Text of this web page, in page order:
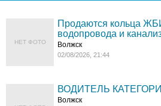
НЕТ ФОТО
Продаются кольца
водопровода и
Волжск
02/08/2026, 21:44
ВОДИТЕЛЬ
Волжск